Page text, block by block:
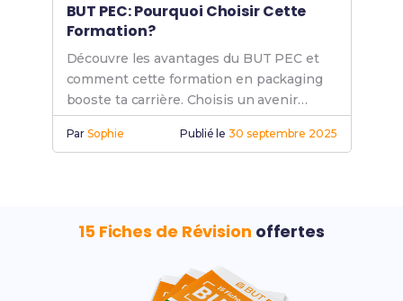
BUT PEC: Pourquoi Choisir Cette
Formation?
Découvre les avantages du BUT PEC et
comment cette formation en packaging
booste ta carrière. Choisis un avenir
prometteur avec des compétences
recherchées.
ParSophie Publié le30 septembre 2025
15 Fiches de Révision offertes